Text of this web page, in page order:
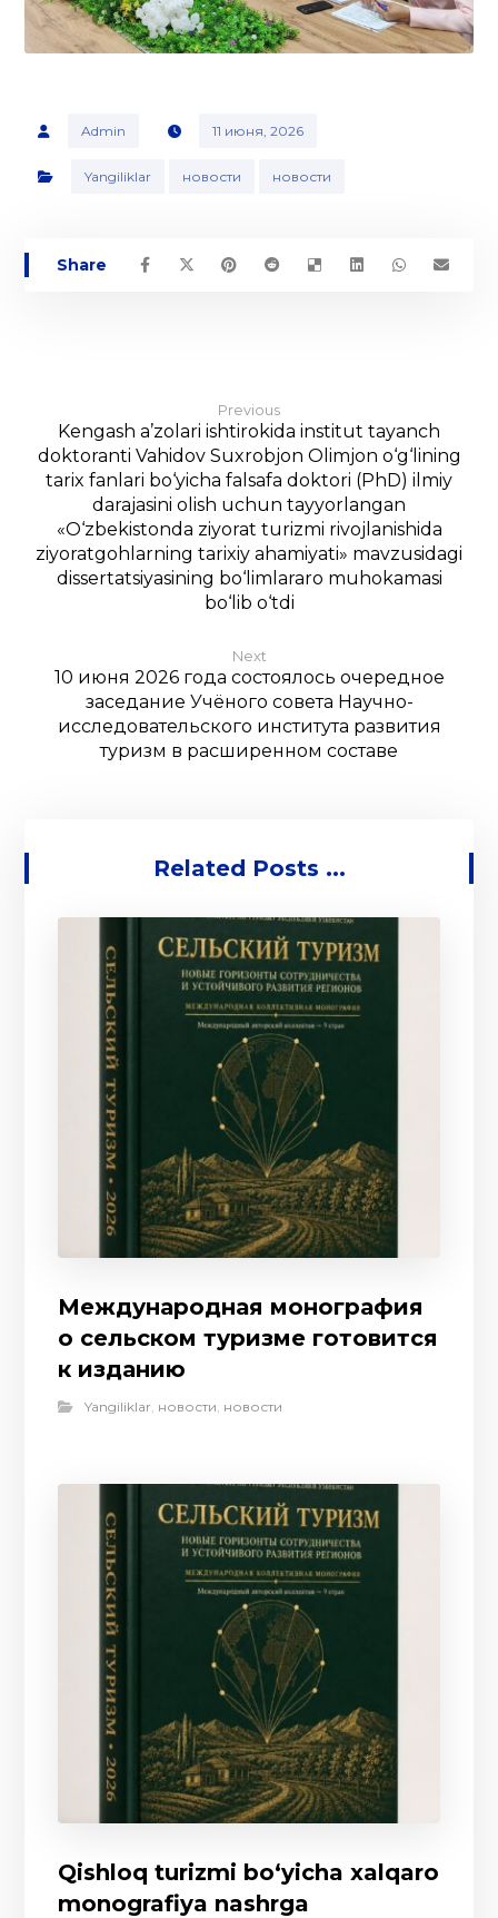
Admin 11 июня, 2026
Yangiliklar новости новости
Previous
Kengash a’zolari ishtirokida institut tayanch
doktoranti Vahidov Suxrobjon Olimjon o‘g‘lining
tarix fanlari bo‘yicha falsafa doktori (PhD) ilmiy
darajasini olish uchun tayyorlangan
«O‘zbekistonda ziyorat turizmi rivojlanishida
ziyoratgohlarning tarixiy ahamiyati» mavzusidagi
dissertatsiyasining bo‘limlararo muhokamasi
bo‘lib o‘tdi
Next
10 июня 2026 года состоялось очередное
заседание Учёного совета Научно-
исследовательского института развития
туризм в расширенном составе
Related Posts ...
Международная монография
о сельском туризме готовится
к изданию
Yangiliklar новости новости
Qishloq turizmi bo‘yicha xalqaro
monografiya nashrga